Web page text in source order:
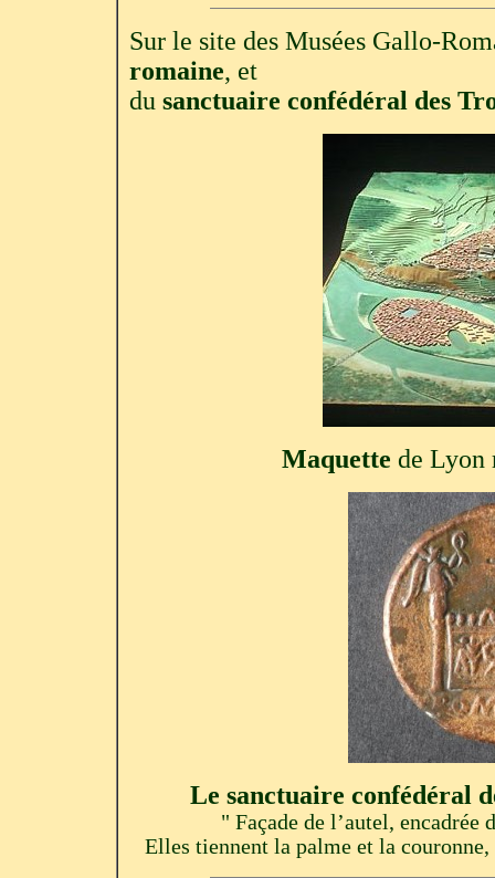
Sur le site des Musées Gallo-
romaine, et
du sanctuaire confédéral des
Maquette de Lyon
Le sanctuaire confédéral
" Façade de l’autel, encadrée
Elles tiennent la palme et la